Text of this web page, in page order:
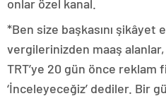
onlar özel kanal.
*Ben size başkasını şikâyet
vergilerinizden maaş alanlar,
TRT’ye 20 gün önce reklam
‘İnceleyeceğiz’ dediler. Bir